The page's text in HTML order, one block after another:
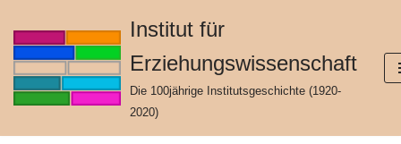
Zum
springen
Institut für
Erziehungswissenschaft
Die 100jährige Institutsgeschichte (1920-
2020)